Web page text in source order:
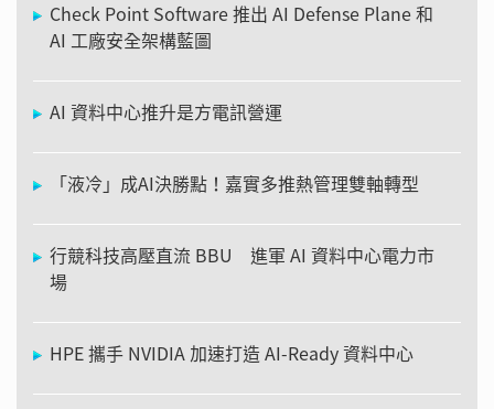
Check Point Software 推出 AI Defense Plane 和
AI 工廠安全架構藍圖
AI 資料中心推升是方電訊營運
「液冷」成AI決勝點！嘉實多推熱管理雙軸轉型
行競科技高壓直流 BBU 進軍 AI 資料中心電力市
場
HPE 攜手 NVIDIA 加速打造 AI-Ready 資料中心